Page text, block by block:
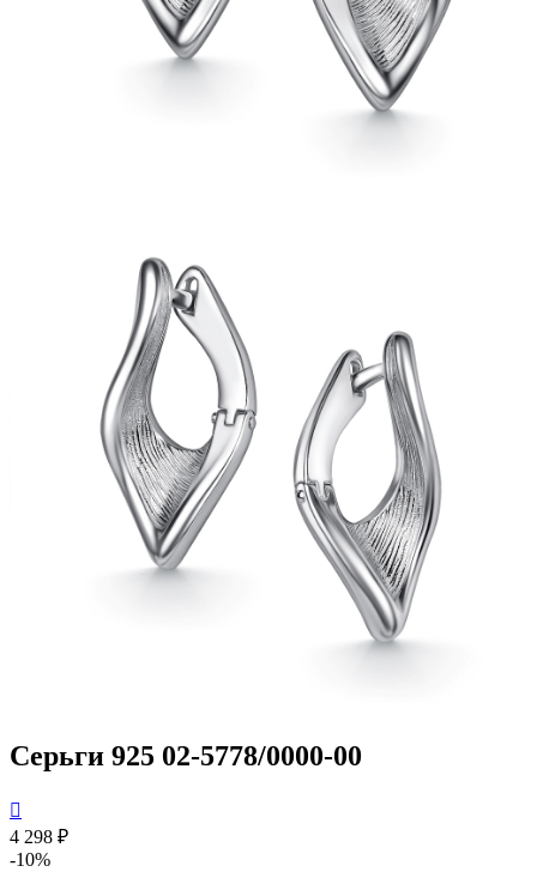
Серьги 925 02-5778/0000-00

4 298 ₽
-10%